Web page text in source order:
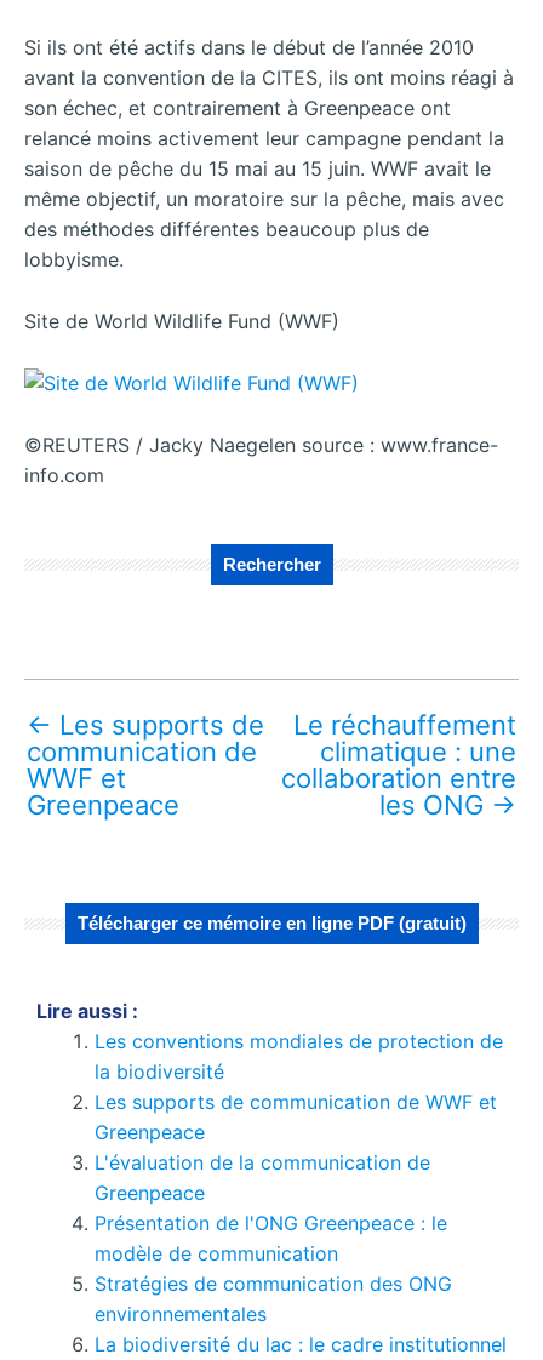
Si ils ont été actifs dans le début de l’année 2010
avant la convention de la CITES, ils ont moins réagi à
son échec, et contrairement à Greenpeace ont
relancé moins activement leur campagne pendant la
saison de pêche du 15 mai au 15 juin. WWF avait le
même objectif, un moratoire sur la pêche, mais avec
des méthodes différentes beaucoup plus de
lobbyisme.
Site de World Wildlife Fund (WWF)
©REUTERS / Jacky Naegelen source : www.france-
info.com
Rechercher
← Les supports de
communication de
WWF et
Greenpeace
Le réchauffement
climatique : une
collaboration entre
les ONG →
Télécharger ce mémoire en ligne PDF (gratuit)
Lire aussi :
Les conventions mondiales de protection de
la biodiversité
Les supports de communication de WWF et
Greenpeace
L'évaluation de la communication de
Greenpeace
Présentation de l'ONG Greenpeace : le
modèle de communication
Stratégies de communication des ONG
environnementales
La biodiversité du lac : le cadre institutionnel